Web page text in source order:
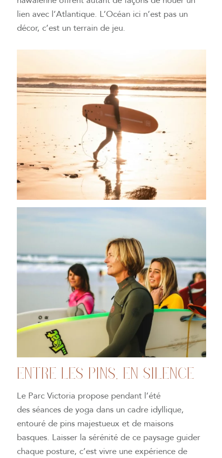
lien avec l’Atlantique. L’Océan ici n’est pas un
décor, c’est un terrain de jeu.
ENTRE LES PINS, EN SILENCE
Le Parc Victoria propose pendant l’été
des séances de yoga dans un cadre idyllique,
entouré de pins majestueux et de maisons
basques. Laisser la sérénité de ce paysage guider
chaque posture, c’est vivre une expérience de